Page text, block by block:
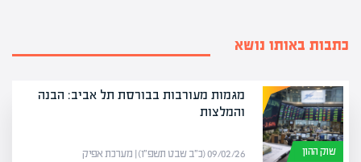
כתבות באותו נושא
שוק ההון
מגמות מעורבות בבורסת תל אביב: הבנה
והמלצות
09/02/26 (כ״ב שבט תשפ״ו) | מערכת אפיק